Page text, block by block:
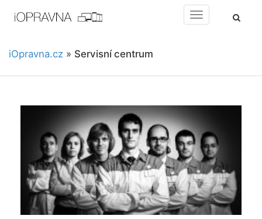
Toggle
navigation
iOpravna.cz » Servisní centrum